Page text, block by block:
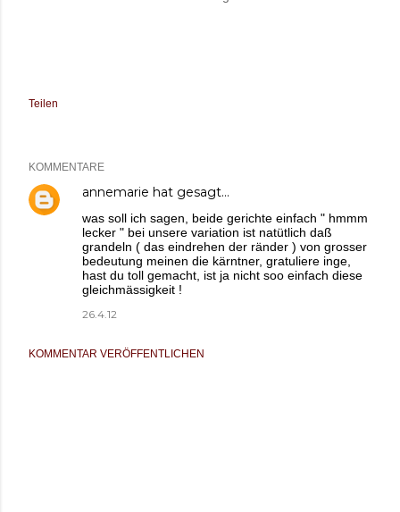
Teilen
KOMMENTARE
annemarie hat gesagt…
was soll ich sagen, beide gerichte einfach " hmmm
lecker " bei unsere variation ist natütlich daß
grandeln ( das eindrehen der ränder ) von grosser
bedeutung meinen die kärntner, gratuliere inge,
hast du toll gemacht, ist ja nicht soo einfach diese
gleichmässigkeit !
26.4.12
KOMMENTAR VERÖFFENTLICHEN